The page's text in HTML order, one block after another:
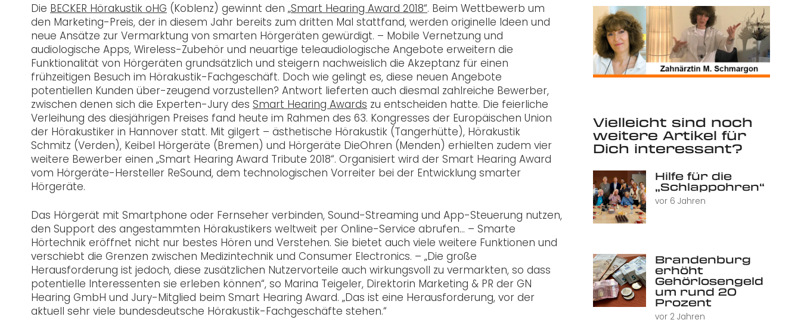
Die BECKER Hörakustik oHG (Koblenz) gewinnt den „Smart Hearing Award 2018“. Beim Wettbewerb um
den Marketing-Preis, der in diesem Jahr bereits zum dritten Mal stattfand, werden originelle Ideen und
neue Ansätze zur Vermarktung von smarten Hörgeräten gewürdigt. – Mobile Vernetzung und
audiologische Apps, Wireless-Zubehör und neuartige teleaudiologische Angebote erweitern die
Funktionalität von Hörgeräten grundsätzlich und steigern nachweislich die Akzeptanz für einen
frühzeitigen Besuch im Hörakustik-Fachgeschäft. Doch wie gelingt es, diese neuen Angebote
potentiellen Kunden über-zeugend vorzustellen? Antwort lieferten auch diesmal zahlreiche Bewerber,
zwischen denen sich die Experten-Jury des Smart Hearing Awards zu entscheiden hatte. Die feierliche
Verleihung des diesjährigen Preises fand heute im Rahmen des 63. Kongresses der Europäischen Union
der Hörakustiker in Hannover statt. Mit gilgert – ästhetische Hörakustik (Tangerhütte), Hörakustik
Schmitz (Verden), Keibel Hörgeräte (Bremen) und Hörgeräte DieOhren (Menden) erhielten zudem vier
weitere Bewerber einen „Smart Hearing Award Tribute 2018“. Organisiert wird der Smart Hearing Award
vom Hörgeräte-Hersteller ReSound, dem technologischen Vorreiter bei der Entwicklung smarter
Hörgeräte.
Das Hörgerät mit Smartphone oder Fernseher verbinden, Sound-Streaming und App-Steuerung nutzen,
den Support des angestammten Hörakustikers weltweit per Online-Service abrufen… – Smarte
Hörtechnik eröffnet nicht nur bestes Hören und Verstehen. Sie bietet auch viele weitere Funktionen und
verschiebt die Grenzen zwischen Medizintechnik und Consumer Electronics. – „Die große
Herausforderung ist jedoch, diese zusätzlichen Nutzervorteile auch wirkungsvoll zu vermarkten, so dass
potentielle Interessenten sie erleben können“, so Marina Teigeler, Direktorin Marketing & PR der GN
Hearing GmbH und Jury-Mitglied beim Smart Hearing Award. „Das ist eine Herausforderung, vor der
aktuell sehr viele bundesdeutsche Hörakustik-Fachgeschäfte stehen.“
Vielleicht sind noch
weitere Artikel für
Dich interessant?
Hilfe für die
„Schlappohren“
vor 6 Jahren
Brandenburg
erhöht
Gehörlosengeld
um rund 20
Prozent
vor 2 Jahren